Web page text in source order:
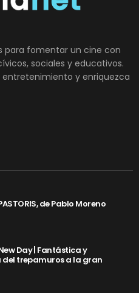
para fomentar un cine con
sociales y educativos.
entretenimiento y enriquezca
de Pablo Moreno
Day | Fantástica y
trepamuros a la gran